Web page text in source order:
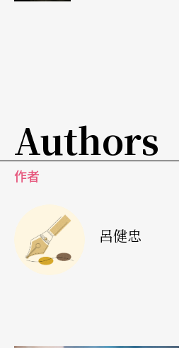
是從湊巧來應徵而留下紀錄
出可看性較高的部分；換句
了。這一來劇本忠於原著造
深度上有所加強，倒也能夠
屛風再一次受忠於原作之害
Authors
作者
呂健忠